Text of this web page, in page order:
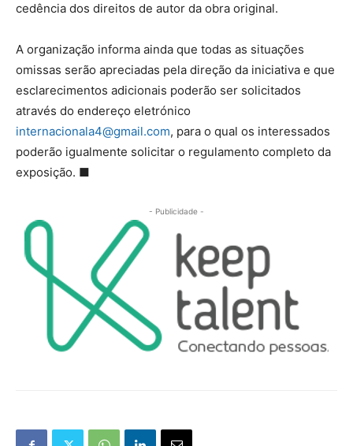
cedência dos direitos de autor da obra original.
A organização informa ainda que todas as situações
omissas serão apreciadas pela direção da iniciativa e que
esclarecimentos adicionais poderão ser solicitados
através do endereço eletrónico
internacionala4@gmail.com, para o qual os interessados
poderão igualmente solicitar o regulamento completo da
exposição. ■
- Publicidade -